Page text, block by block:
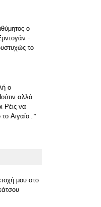
ο
-
το
ο
αλλά
Ρέις να
Αιγαίο..."
μου στο